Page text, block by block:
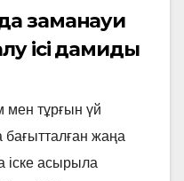
заманауи
ісі дамиды
мен тұрғын үй
жаңа
іске асырыла